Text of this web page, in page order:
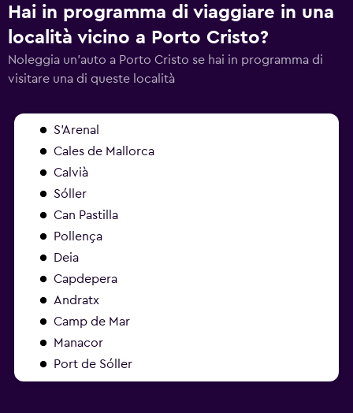
Hai in programma di viaggiare in una
località vicino a Porto Cristo?
Noleggia un'auto a Porto Cristo se hai in programma di
visitare una di queste località
S'Arenal
Cales de Mallorca
Calvià
Sóller
Can Pastilla
Pollença
Deia
Capdepera
Andratx
Camp de Mar
Manacor
Port de Sóller